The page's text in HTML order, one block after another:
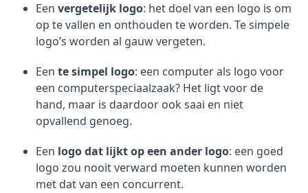
Een vergetelijk logo: het doel van een logo is om
op te vallen en onthouden te worden. Te simpele
logo’s worden al gauw vergeten.
Een te simpel logo: een computer als logo voor
een computerspeciaalzaak? Het ligt voor de
hand, maar is daardoor ook saai en niet
opvallend genoeg.
Een logo dat lijkt op een ander logo: een goed
logo zou nooit verward moeten kunnen worden
met dat van een concurrent.